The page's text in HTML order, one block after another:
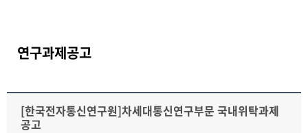
연구과제공고
[한국전자통신연구원]차세대통신연구부문 국내위탁과제
공고